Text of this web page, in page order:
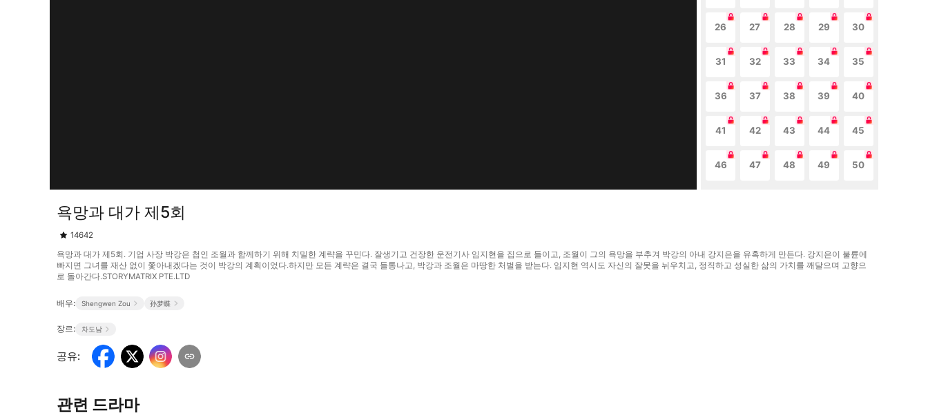
26 27 28 29 30
31 32 33 34 35
36 37 38 39 40
41 42 43 44 45
46 47 48 49 50
욕망과 대가 제5회
14642
욕망과 대가 제5회. 기업 사장 박강은 첩인 조월과 함께하기 위해 치밀한 계략을 꾸민다. 잘생기고 건장한 운전기사 임지현을 집으로 들이고, 조월이 그의 욕망을 부추겨 박강의 아내 강지은을 유혹하게 만든다. 강지은이 불륜에
빠지면 그녀를 재산 없이 쫓아내겠다는 것이 박강의 계획이었다.하지만 모든 계략은 결국 들통나고, 박강과 조월은 마땅한 처벌을 받는다. 임지현 역시도 자신의 잘못을 뉘우치고, 정직하고 성실한 삶의 가치를 깨달으며 고향으
로 돌아간다.STORYMATRIX PTE.LTD
배우: Shengwen Zou 孙梦蝶
장르: 차도남
공유:
관련 드라마